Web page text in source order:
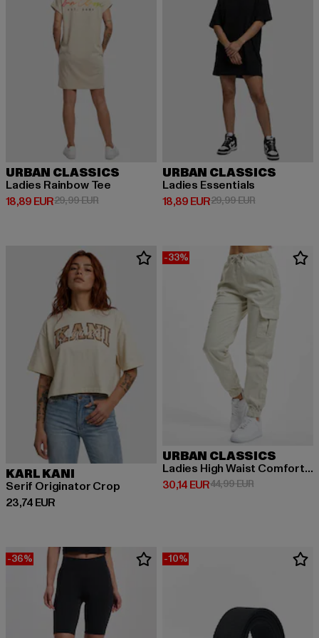
URBAN CLASSICS
Ladies Rainbow Tee
18,89 EUR
Derzeitiger Preis: 18,89 EUR
29,99 EURAktionspreis: 29,99 EUR
URBAN CLASSICS
Ladies Essentials
18,89 EUR
Derzeitiger Preis: 18,89 EUR
29,99 EURAktionspreis:
KARL KANI
Serif Originator Crop
23,74 EUR
Derzeitiger Preis: 23,74 EUR
-33%
URBAN CLASSICS
Ladies High Waist Comfort Jogging
30,14 EUR
Derzeitiger Preis: 30,14 EUR
44,99 EURAktionspreis:
-36% -10%